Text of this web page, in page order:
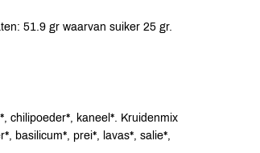
51.9 gr waarvan suiker 25 gr.
chilipoeder*, kaneel*. Kruidenmix
basilicum*, prei*, lavas*, salie*,